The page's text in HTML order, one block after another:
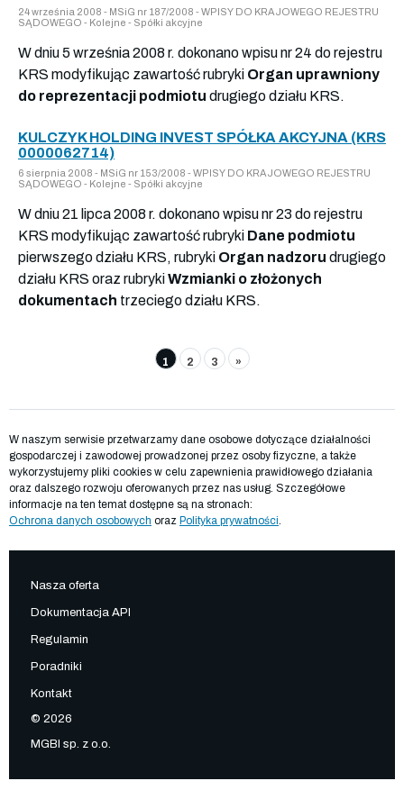
24 września 2008 - MSiG nr 187/2008 - WPISY DO KRAJOWEGO REJESTRU
SĄDOWEGO - Kolejne - Spółki akcyjne
W dniu 5 września 2008 r. dokonano wpisu nr 24 do rejestru
KRS modyfikując zawartość rubryki Organ uprawniony
do reprezentacji podmiotu drugiego działu KRS.
KULCZYK HOLDING INVEST SPÓŁKA AKCYJNA (KRS
0000062714)
6 sierpnia 2008 - MSiG nr 153/2008 - WPISY DO KRAJOWEGO REJESTRU
SĄDOWEGO - Kolejne - Spółki akcyjne
W dniu 21 lipca 2008 r. dokonano wpisu nr 23 do rejestru
KRS modyfikując zawartość rubryki Dane podmiotu
pierwszego działu KRS, rubryki Organ nadzoru drugiego
działu KRS oraz rubrykiWzmianki o złożonych
dokumentach trzeciego działu KRS.
1 2 3 »
W naszym serwisie przetwarzamy dane osobowe dotyczące działalności
gospodarczej i zawodowej prowadzonej przez osoby fizyczne, a także
wykorzystujemy pliki cookies w celu zapewnienia prawidłowego działania
oraz dalszego rozwoju oferowanych przez nas usług. Szczegółowe
informacje na ten temat dostępne są na stronach:
Ochrona danych osobowych oraz Polityka prywatności
Nasza oferta
Dokumentacja API
Regulamin
Poradniki
Kontakt
© 2026
MGBI sp. z o.o.